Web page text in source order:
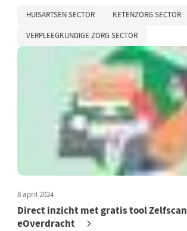
HUISARTSEN SECTOR KETENZORG SECTOR
VERPLEEGKUNDIGE ZORG SECTOR
8 april 2024
Direct inzicht met gratis tool Zelfscan
eOverdracht